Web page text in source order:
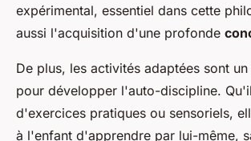
expérimental, essentiel dans cette
aussi l'acquisition d'une profonde
De plus, les activités adaptées sont
pour développer l'auto-discipline.
d'exercices pratiques ou sensoriels,
à l'enfant d'apprendre par lui-même,